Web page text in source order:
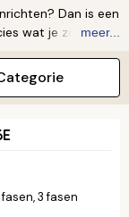
Dan is een
wat je zoekt!
Dat bespaart niet
moderne
open zicht en
meer...
fasen, 3 fasen